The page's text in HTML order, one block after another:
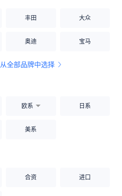
丰田 大众
奥迪 宝马
从全部品牌中选择
欧系 日系
美系
合资 进口